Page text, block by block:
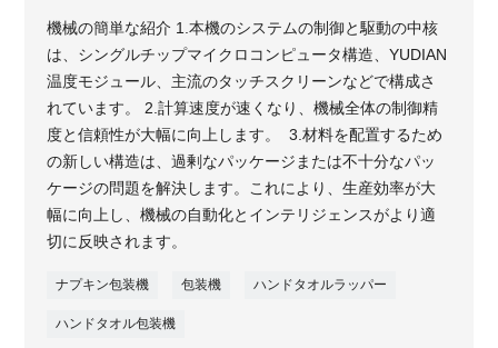
機械の簡単な紹介 1.本機のシステムの制御と駆動の中核
は、シングルチップマイクロコンピュータ構造、YUDIAN
温度モジュール、主流のタッチスクリーンなどで構成さ
れています。 2.計算速度が速くなり、機械全体の制御精
度と信頼性が大幅に向上します。 3.材料を配置するため
の新しい構造は、過剰なパッケージまたは不十分なパッ
ケージの問題を解決します。これにより、生産効率が大
幅に向上し、機械の自動化とインテリジェンスがより適
切に反映されます。
ナプキン包装機 包装機 ハンドタオルラッパー
ハンドタオル包装機